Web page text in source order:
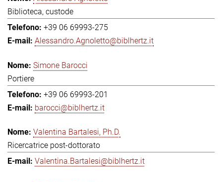
Biblioteca, custode
+39 06 69993-275
Alessandro.Agnoletto@biblhertz.it
Simone Barocci
Portiere
+39 06 69993-201
barocci@biblhertz.it
Valentina Bartalesi, Ph.D.
Ricercatrice post-dottorato
Valentina.Bartalesi@biblhertz.it